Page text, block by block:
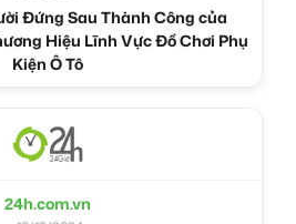
Đứng Sau Thành Công của
Hiệu Lĩnh Vực Đồ Chơi Phụ
Kiện Ô Tô
24h.com.vn